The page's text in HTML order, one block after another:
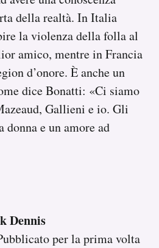
della realtà. In Italia
la violenza della folla al
amico, mentre in Francia
d’onore. È anche un
dice Bonatti: «Ci siamo
Gallieni e io. Gli
donna e un amore ad
Dennis
per la prima volta